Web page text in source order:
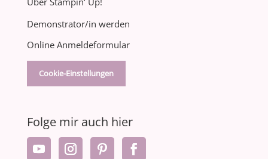
Demonstrator/in werden
Online Anmeldeformular
Cookie-Einstellungen
Folge mir auch hier